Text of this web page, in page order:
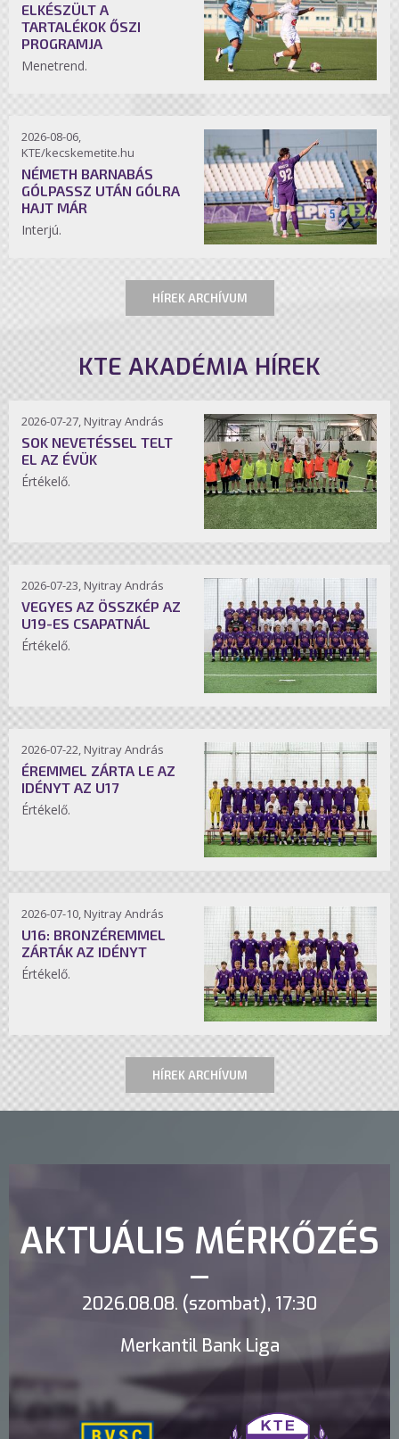
ELKÉSZÜLT A
TARTALÉKOK ŐSZI
PROGRAMJA
Menetrend.
2026-08-06,
KTE/kecskemetite.hu
NÉMETH BARNABÁS
GÓLPASSZ UTÁN GÓLRA
HAJT MÁR
Interjú.
HÍREK ARCHÍVUM
KTE AKADÉMIA HÍREK
2026-07-27, Nyitray András
SOK NEVETÉSSEL TELT
EL AZ ÉVÜK
Értékelő.
2026-07-23, Nyitray András
VEGYES AZ ÖSSZKÉP AZ
U19-ES CSAPATNÁL
Értékelő.
2026-07-22, Nyitray András
ÉREMMEL ZÁRTA LE AZ
IDÉNYT AZ U17
Értékelő.
2026-07-10, Nyitray András
U16: BRONZÉREMMEL
ZÁRTÁK AZ IDÉNYT
Értékelő.
HÍREK ARCHÍVUM
AKTUÁLIS MÉRKŐZÉS
2026.08.08. (szombat), 17:30
Merkantil Bank Liga